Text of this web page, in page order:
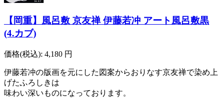
【岡重】風呂敷 京友禅 伊藤若冲 アート風呂敷黒
(4.カブ)
価格(税込): 4,180 円
伊藤若冲の版画を元にした図案からおりなす京友禅で染め上
げたふろしきは
味わい深いものになっております。